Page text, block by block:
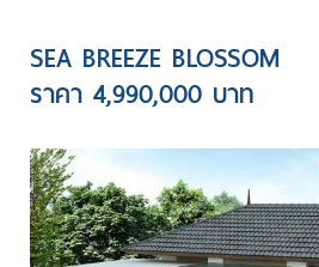
SEA BREEZE BLOSSOM
ราคา 4,990,000 บาท